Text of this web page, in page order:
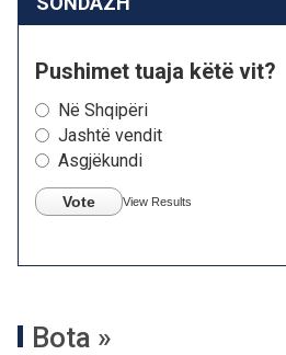
Pushimet tuaja këtë vit?
Në Shqipëri
Jashtë vendit
Asgjëkundi
Vote View Results
Bota »